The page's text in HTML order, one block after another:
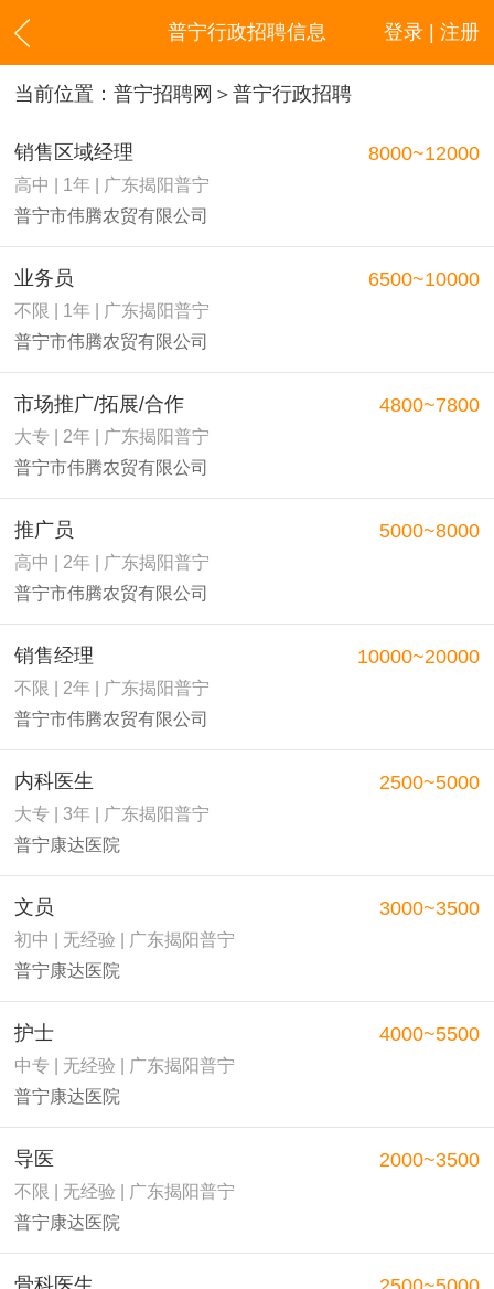
登录 | 注册
普宁行政招聘信息
当前位置： 普宁招聘网 ＞普宁行政招聘
销售区域经理
高中 | 1年 | 广东揭阳普宁
普宁市伟腾农贸有限公司
8000~12000
业务员
不限 | 1年 | 广东揭阳普宁
普宁市伟腾农贸有限公司
6500~10000
市场推广/拓展/合作
大专 | 2年 | 广东揭阳普宁
普宁市伟腾农贸有限公司
4800~7800
推广员
高中 | 2年 | 广东揭阳普宁
普宁市伟腾农贸有限公司
5000~8000
销售经理
不限 | 2年 | 广东揭阳普宁
普宁市伟腾农贸有限公司
10000~20000
内科医生
大专 | 3年 | 广东揭阳普宁
普宁康达医院
2500~5000
文员
初中 | 无经验 | 广东揭阳普宁
普宁康达医院
3000~3500
护士
中专 | 无经验 | 广东揭阳普宁
普宁康达医院
4000~5500
导医
不限 | 无经验 | 广东揭阳普宁
普宁康达医院
2000~3500
骨科医生